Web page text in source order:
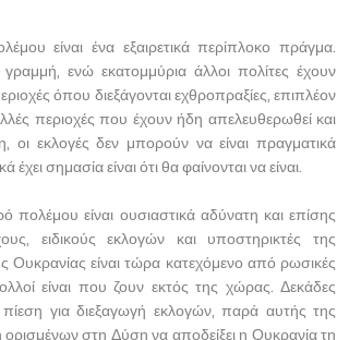
είναι ένα εξαιρετικά περίπλοκο πράγμα.
ενώ εκατομμύρια άλλοι πολίτες έχουν
όπου διεξάγονται εχθροπραξίες, επιπλέον
περιοχές που έχουν ήδη απελευθερωθεί και
εκλογές δεν μπορούν να είναι πραγματικά
σημασία είναι ότι θα φαίνονται να είναι.
πολέμου είναι ουσιαστικά αδύνατη και επίσης
ειδικούς εκλογών και υποστηρικτές της
είναι τώρα κατεχόμενο από ρωσικές
είναι που ζουν εκτός της χώρας. Δεκάδες
για διεξαγωγή εκλογών, παρά αυτής της
στη Δύση να αποδείξει η Ουκρανία τη